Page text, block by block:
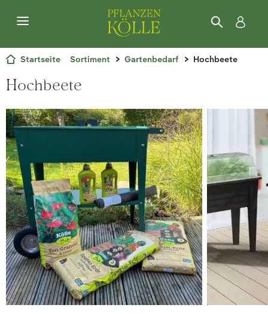
Startseite Sortiment Gartenbedarf Hochbeete
Hochbeete